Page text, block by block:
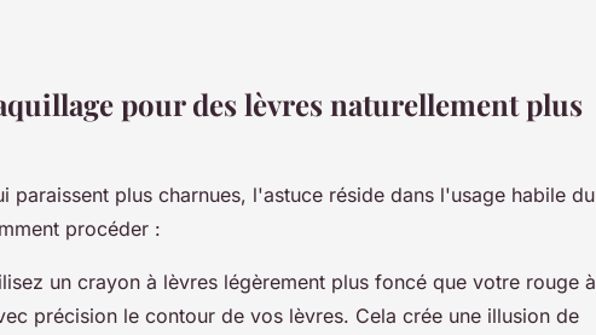
pour des lèvres naturellement plus
paraissent plus charnues, l'astuce réside dans l'usage habile du
procéder :
un crayon à lèvres légèrement plus foncé que votre rouge à
précision le contour de vos lèvres. Cela crée une illusion de